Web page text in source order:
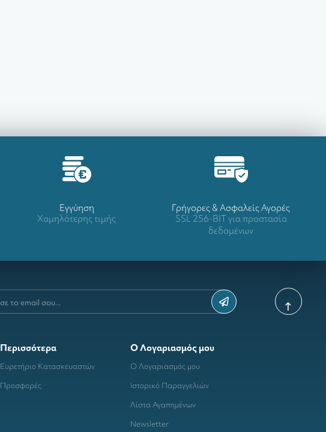
Eγγύηση
Χαμηλότερης τιμής
Γρήγορες & Ασφαλείς Αγορές
SSL 256-BIT για προστασία
δεδομένων
Περισσότερα
Ευρετήριο Κατασκευαστών
Προσφορές
Ο Λογαριασμός μου
Ο Λογαριασμός μου
Ιστορικό Παραγγελιών
Λίστα Αγαπημένων
Newsletter